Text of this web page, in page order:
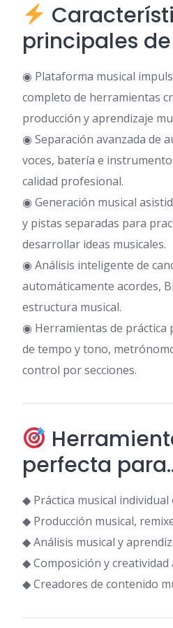
principales de
◉ Plataforma musical
completo de herramientas
producción y aprendizaje
◉ Separación avanzada de
voces, batería e
calidad profesional.
◉ Generación musical
y pistas separadas para
desarrollar ideas musicales.
◉ Análisis inteligente de
automáticamente acordes,
estructura musical.
◉ Herramientas de práctica
de tempo y tono,
control por secciones.
perfecta
◆ Práctica musical
◆ Producción musical,
◆ Análisis musical y
◆ Composición y creatividad
◆ Creadores de contenido